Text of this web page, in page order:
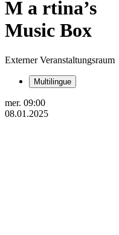
M a rtina’s
Music Box
Externer Veranstaltungsraum
Multilingue
mer. 09:00
08.01.2025